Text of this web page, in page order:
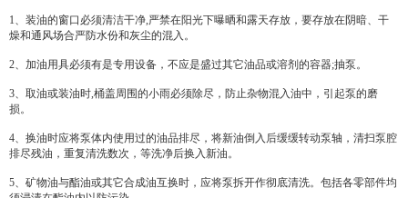
1、装油的窗口必须清洁干净,严禁在阳光下曝晒和露天存放，要存放在阴暗、干
燥和通风场合严防水份和灰尘的混入。
2、加油用具必须有是专用设备，不应是盛过其它油品或溶剂的容器;抽泵。
3、取油或装油时,桶盖周围的小雨必须除尽，防止杂物混入油中，引起泵的磨
损。
4、换油时应将泵体内使用过的油品排尽，将新油倒入后缓缓转动泵轴，清扫泵腔
排尽残油，重复清洗数次，等洗净后换入新油。
5、矿物油与酯油或其它合成油互换时，应将泵拆开作彻底清洗。包括各零部件均